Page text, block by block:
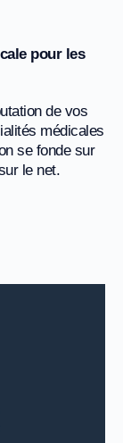
pour les
de vos
médicales
se fonde sur
le net.